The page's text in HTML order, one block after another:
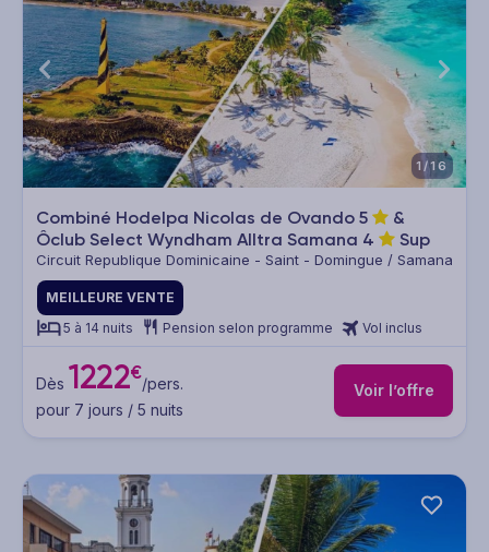
1/16
Combiné Hodelpa Nicolas de Ovando 5
&
Ôclub Select Wyndham Alltra Samana 4 Sup
Circuit Republique Dominicaine - Saint - Domingue / Samana
MEILLEURE VENTE
5 à 14 nuits
Pension selon programme Vol inclus
Dès 1222€/pers.
pour 7 jours / 5 nuits
Voir l’offre